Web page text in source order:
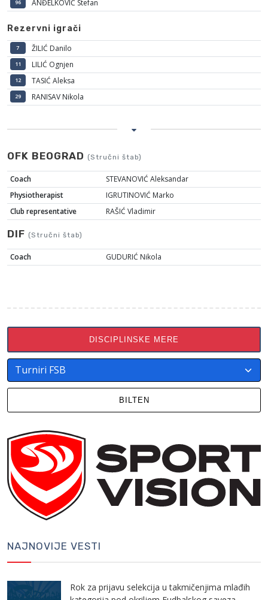
96 ANĐELKOVIĆ Stefan
Rezervni igrači
7 ŽILIĆ Danilo
11 LILIĆ Ognjen
12 TASIĆ Aleksa
29 RANISAV Nikola
OFK BEOGRAD (Stručni štab)
Coach
STEVANOVIĆ Aleksandar
Physiotherapist
IGRUTINOVIĆ Marko
Club representative
RAŠIĆ Vladimir
DIF (Stručni štab)
Coach GUDURIĆ Nikola
DISCIPLINSKE MERE
BILTEN
NAJNOVIJE VESTI
Rok za prijavu selekcija u takmičenjima mlađih